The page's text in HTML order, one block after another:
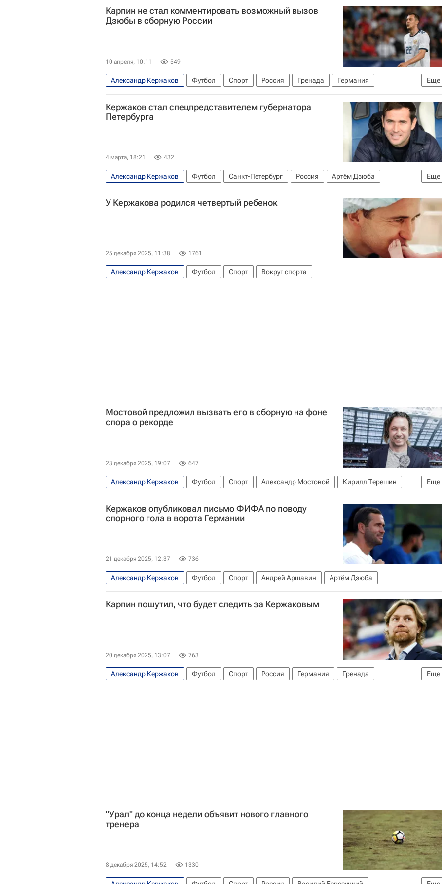
Карпин не стал комментировать возможный вызов
Дзюбы в сборную России
10 апреля, 10:11 549
Еще
Александр Кержаков Футбол Спорт Россия Гренада
Германия
Валерий Карпин
Акрон Международная федерация футбола (ФИФА)
Артём Дзюба
Андрей Аршавин
Акрон (Тольятти) РПЛ 2026-2027 (Чемпионат России по футболу)
Кержаков стал спецпредставителем губернатора
Петербурга
4 марта, 18:21 432
Еще
Александр Кержаков Футбол Санкт-Петербург Россия
Артём Дзюба
Нижний Новгород
Томь Зенит Александр Беглов Спорт
У Кержакова родился четвертый ребенок
25 декабря 2025, 11:38 1761
Александр Кержаков Футбол Спорт Вокруг спорта
Мостовой предложил вызвать его в сборную на фоне
спора о рекорде
23 декабря 2025, 19:07 647
Еще
Александр Кержаков Футбол Спорт Александр Мостовой
Кирилл Терешин
Международная федерация футбола (ФИФА)
Российский футбольный союз (РФС)
Артём Дзюба
Андрей Аршавин Зенит
Кержаков опубликовал письмо ФИФА по поводу
спорного гола в ворота Германии
21 декабря 2025, 12:37 736
Александр Кержаков Футбол Спорт Андрей Аршавин Артём Дзюба
Карпин пошутил, что будет следить за Кержаковым
20 декабря 2025, 13:07 763
Еще
Александр Кержаков Футбол Спорт Россия Германия
Гренада
Валерий Карпин
Международная федерация футбола (ФИФА)
"Урал" до конца недели объявит нового главного
тренера
8 декабря 2025, 14:52 1330